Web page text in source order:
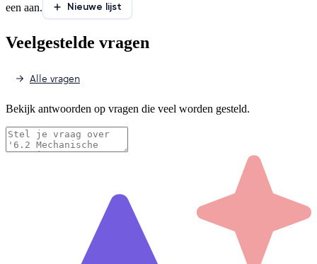
een aan.
Nieuwe lijst
Veelgestelde vragen
Alle vragen
Bekijk antwoorden op vragen die veel worden gesteld.